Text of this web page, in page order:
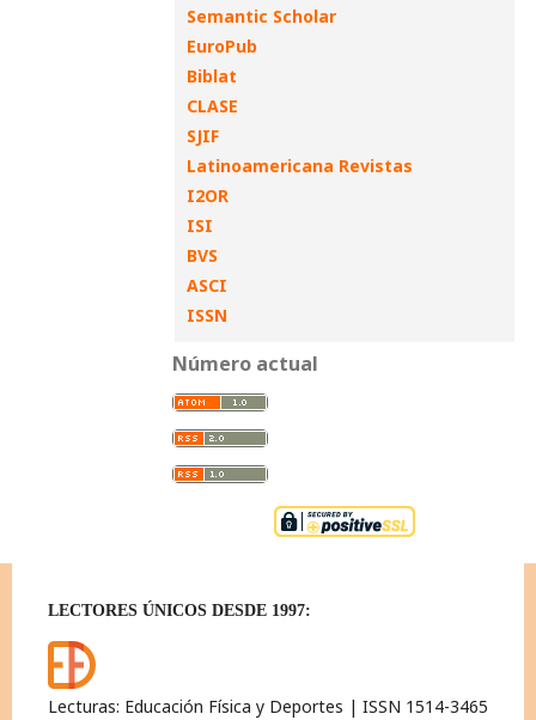
Semantic Scholar
EuroPub
Biblat
CLASE
SJIF
Latinoamericana Revistas
I2OR
ISI
BVS
ASCI
ISSN
Número actual
LECTORES ÚNICOS DESDE 1997:
Lecturas: Educación Física y Deportes | ISSN 1514-3465